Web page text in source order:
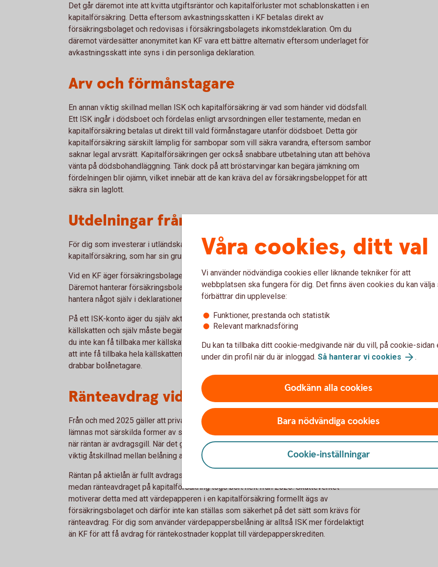
Det går däremot inte att kvitta utgiftsräntor och kapitalförluster mot schablonskatten i en
kapitalförsäkring. Detta eftersom avkastningsskatten i KF betalas direkt av
försäkringsbolaget och redovisas i försäkringsbolagets inkomstdeklaration. Om du
däremot värdesätter anonymitet kan KF vara ett bättre alternativ eftersom underlaget för
avkastningsskatt inte syns i din personliga deklaration.
Arv och förmånstagare
En annan viktig skillnad mellan ISK och kapitalförsäkring är vad som händer vid dödsfall.
Ett ISK ingår i dödsboet och fördelas enligt arvsordningen eller testamente, medan en
kapitalförsäkring betalas ut direkt till vald förmånstagare utanför dödsboet. Detta gör
kapitalförsäkring särskilt lämplig för sambopar som vill säkra varandra, eftersom sambor
saknar legal arvsrätt. Kapitalförsäkringen ger också snabbare utbetalning utan att behöva
vänta på dödsbohandläggning. Tänk dock på att bröstarvingar kan begära jämkning om
fördelningen blir ojämn, vilket innebär att de kan kräva del av försäkringsbeloppet för att
säkra sin laglott.
Utdelningar från utländska aktier
För dig som investerar i utländska aktier finns väsentliga skillnader mellan ISK och
kapitalförsäkring, som har sin grund i ägarstrukturen.
Vid en KF äger försäkringsbolaget formellt aktierna, vilket innebär att du saknar rösträtt.
Däremot hanterar försäkringsbolaget hela källskatteprocessen åt dig. Du behöver inte
hantera något själv i deklarationen.
På ett ISK-konto äger du själv aktierna, vilket ger dig rösträtt men innebär att du betalar
källskatten och själv måste begära avräkning i deklarationen. En viktig begränsning är att
du inte kan få tillbaka mer källskatt än vad som motsvarar kontots schablonintäkt. Risken
att inte få tillbaka hela källskatten är särskilt stor vid underskott av kapital, vilket ofta
drabbar bolånetagare.
Ränteavdrag vid värdepappersbelåning
Från och med 2025 gäller att privatpersoner endast får dra av ränteutgifter på lån som
lämnas mot särskilda former av säkerhet och det har varit upp till Skatteverket att tolka
när räntan är avdragsgill. När det gäller ränteavdrag vid värdepappersbelåning görs en
viktig åtskillnad mellan belåning av ISK och KF.
Räntan på aktielån är fullt avdragsgill på ett ISK och kan kvittas mot schablonintäkten,
medan ränteavdraget på kapitalförsäkring togs bort helt från 2026. Skatteverket
motiverar detta med att värdepapperen i en kapitalförsäkring formellt ägs av
försäkringsbolaget och därför inte kan ställas som säkerhet på det sätt som krävs för
ränteavdrag. För dig som använder värdepappersbelåning är alltså ISK mer fördelaktigt
än KF för att få avdrag för räntekostnader kopplat till värdepapperskrediten.
Våra cookies, ditt val
Vi använder nödvändiga cookies eller liknande tekniker för att
webbplatsen ska fungera för dig. Det finns även cookies du kan välja
förbättrar din upplevelse:
Funktioner, prestanda och statistik
Relevant marknadsföring
Du kan ta tillbaka ditt cookie-medgivande när du vill, på cookie-sidan
under din profil när du är inloggad. Så hanterar vi cookies .
Godkänn alla cookies
Bara nödvändiga cookies
Cookie-inställningar